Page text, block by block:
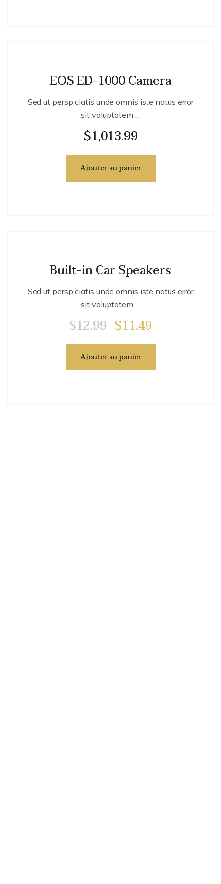
EOS ED-1000 Camera
Sed ut perspiciatis unde omnis iste natus error
sit voluptatem …
$1,013.99
Ajouter au panier
Built-in Car Speakers
Sed ut perspiciatis unde omnis iste natus error
sit voluptatem …
$12.99 $11.49
Ajouter au panier